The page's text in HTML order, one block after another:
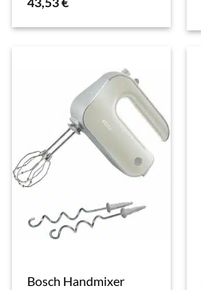
Bosch Handmixer